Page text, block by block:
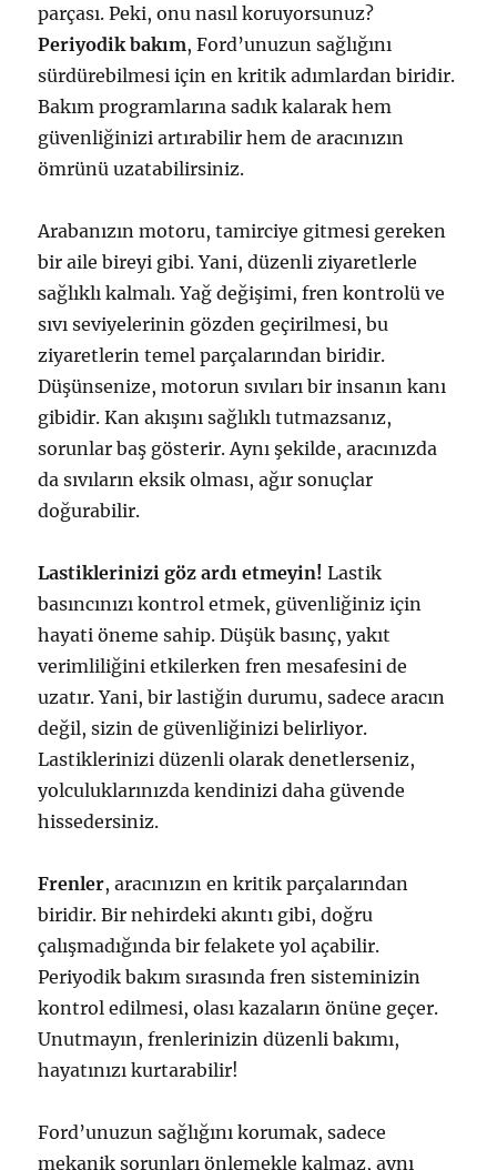
parçası. Peki, onu nasıl koruyorsunuz?
Periyodik bakım, Ford’unuzun sağlığını
sürdürebilmesi için en kritik adımlardan biridir.
Bakım programlarına sadık kalarak hem
güvenliğinizi artırabilir hem de aracınızın
ömrünü uzatabilirsiniz.
Arabanızın motoru, tamirciye gitmesi gereken
bir aile bireyi gibi. Yani, düzenli ziyaretlerle
sağlıklı kalmalı. Yağ değişimi, fren kontrolü ve
sıvı seviyelerinin gözden geçirilmesi, bu
ziyaretlerin temel parçalarından biridir.
Düşünsenize, motorun sıvıları bir insanın kanı
gibidir. Kan akışını sağlıklı tutmazsanız,
sorunlar baş gösterir. Aynı şekilde, aracınızda
da sıvıların eksik olması, ağır sonuçlar
doğurabilir.
Lastiklerinizi göz ardı etmeyin! Lastik
basıncınızı kontrol etmek, güvenliğiniz için
hayati öneme sahip. Düşük basınç, yakıt
verimliliğini etkilerken fren mesafesini de
uzatır. Yani, bir lastiğin durumu, sadece aracın
değil, sizin de güvenliğinizi belirliyor.
Lastiklerinizi düzenli olarak denetlerseniz,
yolculuklarınızda kendinizi daha güvende
hissedersiniz.
Frenler, aracınızın en kritik parçalarından
biridir. Bir nehirdeki akıntı gibi, doğru
çalışmadığında bir felakete yol açabilir.
Periyodik bakım sırasında fren sisteminizin
kontrol edilmesi, olası kazaların önüne geçer.
Unutmayın, frenlerinizin düzenli bakımı,
hayatınızı kurtarabilir!
Ford’unuzun sağlığını korumak, sadece
mekanik sorunları önlemekle kalmaz, aynı